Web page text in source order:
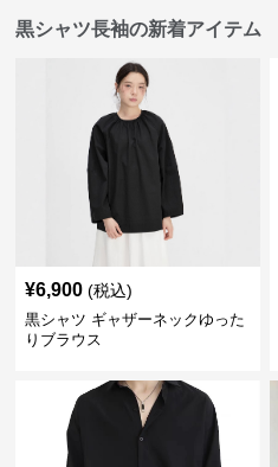
黒シャツ長袖の新着アイテム
¥6,900 (税込)
黒シャツ ギャザーネックゆった
りブラウス